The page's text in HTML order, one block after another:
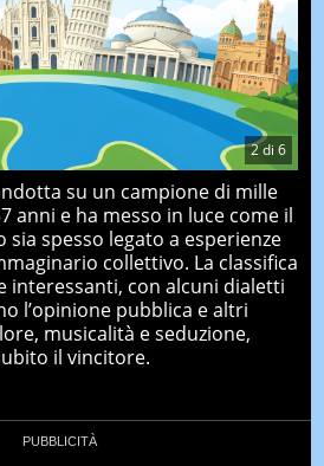
2di 6
su un campione di mille
anni e ha messo in luce come il
spesso legato a esperienze
collettivo. La classifica
interessanti, con alcuni dialetti
l’opinione pubblica e altri
musicalità e seduzione,
il vincitore.